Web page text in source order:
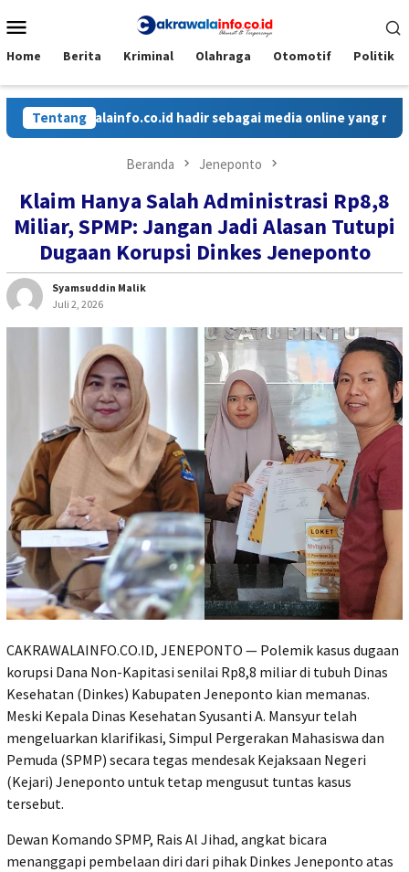
ke
Mobile
Home Berita Kriminal Olahraga Otomotif Politik
Tentanghadir sebagai media online yang menyajikan
Beranda Jeneponto
Klaim Hanya Salah Administrasi Rp8,8
Miliar, SPMP: Jangan Jadi Alasan Tutupi
Dugaan Korupsi Dinkes Jeneponto
Syamsuddin Malik
Juli 2, 2026
CAKRAWALAINFO.CO.ID, JENEPONTO — Polemik kasus dugaan
korupsi Dana Non-Kapitasi senilai Rp8,8 miliar di tubuh Dinas
Kesehatan (Dinkes) Kabupaten Jeneponto kian memanas.
Meski Kepala Dinas Kesehatan Syusanti A. Mansyur telah
mengeluarkan klarifikasi, Simpul Pergerakan Mahasiswa dan
Pemuda (SPMP) secara tegas mendesak Kejaksaan Negeri
(Kejari) Jeneponto untuk tetap mengusut tuntas kasus
tersebut.
Dewan Komando SPMP, Rais Al Jihad, angkat bicara
menanggapi pembelaan diri dari pihak Dinkes Jeneponto atas